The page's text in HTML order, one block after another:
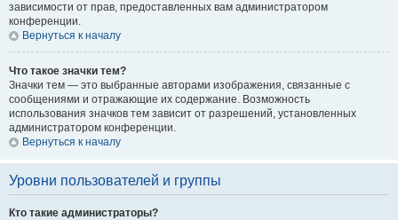
зависимости от прав, предоставленных вам администратором
конференции.
Вернуться к началу
Что такое значки тем?
Значки тем — это выбранные авторами изображения, связанные с
сообщениями и отражающие их содержание. Возможность
использования значков тем зависит от разрешений, установленных
администратором конференции.
Вернуться к началу
Уровни пользователей и группы
Кто такие администраторы?